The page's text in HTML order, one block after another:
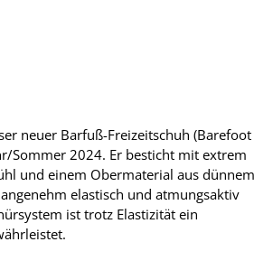
neuer Barfuß-Freizeitschuh (Barefoot
Sommer 2024. Er besticht mit extrem
und einem Obermaterial aus dünnem
elastisch und atmungsaktiv
ist trotz Elastizität ein